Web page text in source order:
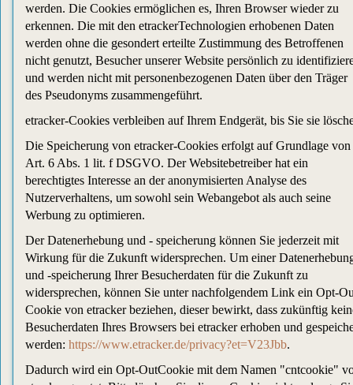
werden. Die Cookies ermöglichen es, Ihren Browser wieder zu
erkennen. Die mit den etrackerTechnologien erhobenen Daten
werden ohne die gesondert erteilte Zustimmung des Betroffenen
nicht genutzt, Besucher unserer Website persönlich zu
und werden nicht mit personenbezogenen Daten über den Träger
des Pseudonyms zusammengeführt.
etracker-Cookies verbleiben auf Ihrem Endgerät, bis Sie sie
Die Speicherung von etracker-Cookies erfolgt auf Grundlage von
Art. 6 Abs. 1 lit. f DSGVO. Der Websitebetreiber hat ein
berechtigtes Interesse an der anonymisierten Analyse des
Nutzerverhaltens, um sowohl sein Webangebot als auch seine
Werbung zu optimieren.
Der Datenerhebung und - speicherung können Sie jederzeit mit
Wirkung für die Zukunft widersprechen. Um einer
und -speicherung Ihrer Besucherdaten für die Zukunft zu
widersprechen, können Sie unter nachfolgendem Link ein Opt-
Cookie von etracker beziehen, dieser bewirkt, dass zukünftig
Besucherdaten Ihres Browsers bei etracker erhoben und
werden: https://www.etracker.de/privacy?et=V23Jbb.
Dadurch wird ein Opt-OutCookie mit dem Namen "cntcookie"